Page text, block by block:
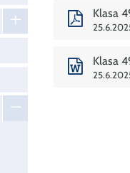
Klasa
Klasa